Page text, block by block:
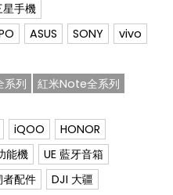
星手機
ASUS SONY
vivo
系列
紅米Note全系列
iQOO
HONOR
能機
UE 藍牙音箱
者配件
DJI 大疆